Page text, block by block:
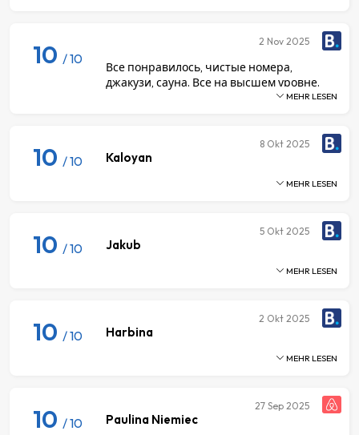
10 / 10
Все понравилось, чистые номера,
джакузи, сауна. Все на высшем уровне.
2 Nov 2025
MEHR LESEN
10 / 10 Kaloyan
8 Okt 2025
MEHR LESEN
10 / 10 Jakub
5 Okt 2025
MEHR LESEN
10 / 10 Harbina
2 Okt 2025
MEHR LESEN
10 / 10 Paulina Niemiec
27 Sep 2025